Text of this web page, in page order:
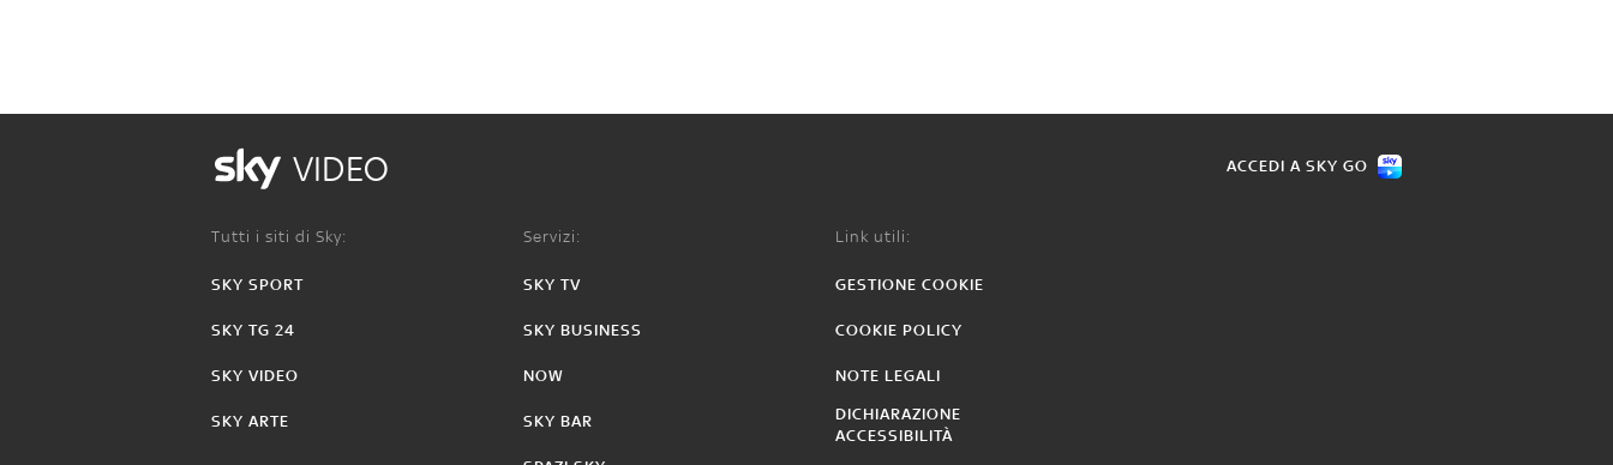
VIDEO ACCEDI A SKY GO
Tutti i siti di Sky:
SKY SPORT
SKY TG 24
SKY VIDEO
SKY ARTE
Servizi:
SKY TV
SKY BUSINESS
NOW
SKY BAR
Link utili:
GESTIONE COOKIE
COOKIE POLICY
NOTE LEGALI
DICHIARAZIONE
ACCESSIBILITÀ